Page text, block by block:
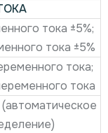
тока ±5%;
тока ±5%
тока;
тока